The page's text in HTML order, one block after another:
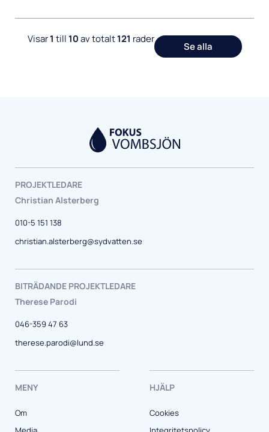
Visar1 till 10av totalt121 rader
Se alla
PROJEKTLEDARE
Christian Alsterberg
010-5 151 138
christian.alsterberg@sydvatten.se
BITRÄDANDE PROJEKTLEDARE
Therese Parodi
046-359 47 63
therese.parodi@lund.se
MENY
Om
HJÄLP
Cookies